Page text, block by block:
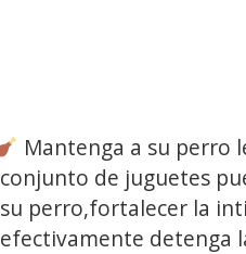
Mantenga a su perro
conjunto de juguetes
su perro,fortalecer la
efectivamente detenga